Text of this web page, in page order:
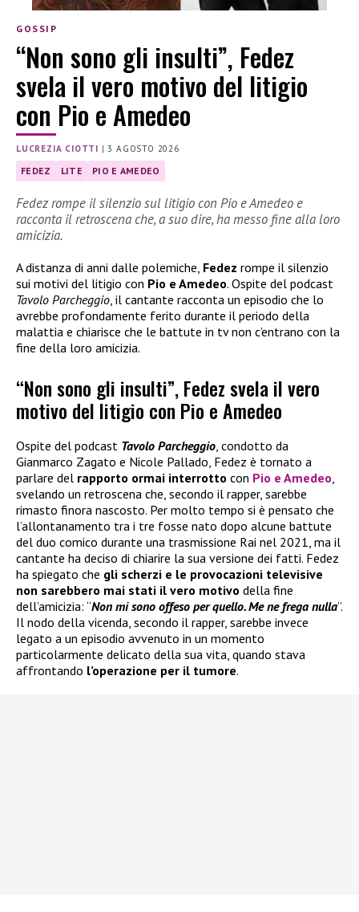
GOSSIP
“Non sono gli insulti”, Fedez
svela il vero motivo del litigio
con Pio e Amedeo
LUCREZIA CIOTTI |3 AGOSTO 2026
FEDEZ LITE PIO E AMEDEO
Fedez rompe il silenzio sul litigio con Pio e Amedeo e
racconta il retroscena che, a suo dire, ha messo fine alla loro
amicizia.
A distanza di anni dalle polemiche, Fedez rompe il silenzio
sui motivi del litigio con Pio e Amedeo. Ospite del podcast
Tavolo Parcheggio , il cantante racconta un episodio che lo
avrebbe profondamente ferito durante il periodo della
malattia e chiarisce che le battute in tv non c’entrano con la
fine della loro amicizia.
“Non sono gli insulti”, Fedez svela il vero
motivo del litigio con Pio e Amedeo
Ospite del podcast Tavolo Parcheggio, condotto da
Gianmarco Zagato e Nicole Pallado, Fedez è tornato a
parlare del rapporto ormai interrotto con Pio e Amedeo,
svelando un retroscena che, secondo il rapper, sarebbe
rimasto finora nascosto. Per molto tempo si è pensato che
l’allontanamento tra i tre fosse nato dopo alcune battute
del duo comico durante una trasmissione Rai nel 2021, ma il
cantante ha deciso di chiarire la sua versione dei fatti. Fedez
ha spiegato che gli scherzi e le provocazioni televisive
non sarebbero mai stati il vero motivo della fine
dell’amicizia: “Non mi sono offeso per quello. Me ne frega nulla”.
Il nodo della vicenda, secondo il rapper, sarebbe invece
legato a un episodio avvenuto in un momento
particolarmente delicato della sua vita, quando stava
affrontando l’operazione per il tumore.